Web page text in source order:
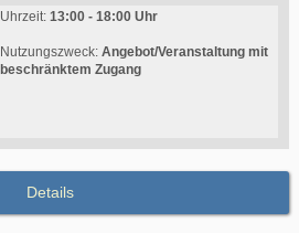
Uhrzeit: 13:00 - 18:00 Uhr
Nutzungszweck: Angebot/Veranstaltung mit
beschränktem Zugang
Details